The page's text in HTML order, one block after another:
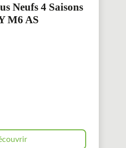
Neufs 4 Saisons
M6 AS